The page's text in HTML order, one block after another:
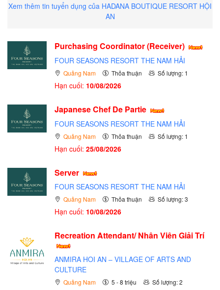
Xem thêm tin tuyển dụng của HADANA BOUTIQUE RESORT HỘI
AN
Purchasing Coordinator (Receiver)
FOUR SEASONS RESORT THE NAM HẢI
Quảng Nam Thỏa thuận Số lượng: 1
Hạn cuối: 10/08/2026
Japanese Chef De Partie
FOUR SEASONS RESORT THE NAM HẢI
Quảng Nam Thỏa thuận Số lượng: 1
Hạn cuối: 25/08/2026
Server
FOUR SEASONS RESORT THE NAM HẢI
Quảng Nam Thỏa thuận Số lượng: 3
Hạn cuối: 10/08/2026
Recreation Attendant/ Nhân Viên Giải Trí
ANMIRA HOI AN – VILLAGE OF ARTS AND
CULTURE
Quảng Nam 5 - 8 triệu Số lượng: 2